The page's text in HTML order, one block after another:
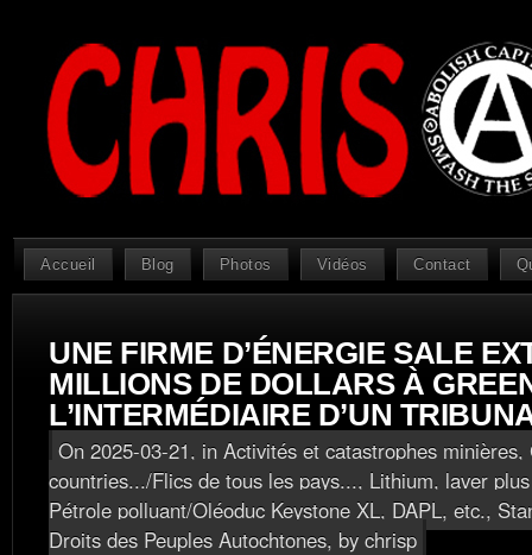
Accueil Blog Photos Vidéos Contact
UNE FIRME D’ÉNERGIE SALE
MILLIONS DE DOLLARS À
L’INTERMÉDIAIRE D’UN
On 2025-03-21, in Activités et catastrophes minières,
countries.../Flics de tous les pays..., Lithium, laver
Pétrole polluant/Oléoduc Keystone XL, DAPL, etc.,
Droits des Peuples Autochtones, by chrisp